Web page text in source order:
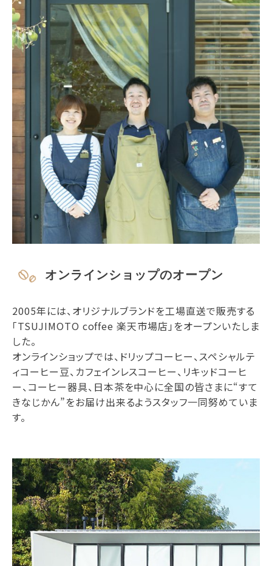
オンラインショップのオープン
2005年には、オリジナルブランドを工場直送で販売する
「TSUJIMOTO coffee 楽天市場店」をオープンいたしま
した。
オンラインショップでは、ドリップコーヒー、スペシャルテ
ィコーヒー豆、カフェインレスコーヒー、リキッドコーヒ
ー、コーヒー器具、日本茶を中心に全国の皆さまに“すて
きなじかん”をお届け出来るようスタッフ一同努めていま
す。